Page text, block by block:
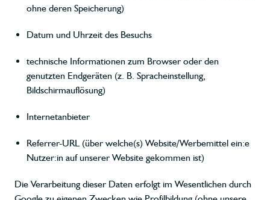
ohne deren Speicherung)
Datum und Uhrzeit des Besuchs
technische Informationen zum Browser oder den
genutzten Endgeräten (z. B. Spracheinstellung,
Bildschirmauflösung)
Internetanbieter
Referrer-URL (über welche(s) Website/Werbemittel ein:e
Nutzer:in auf unserer Website gekommen ist)
Die Verarbeitung dieser Daten erfolgt im Wesentlichen durch